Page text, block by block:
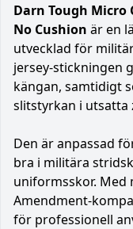
Darn Tough Micro
No Cushion är en
utvecklad för
jersey-stickningen
kängan, samtidigt
slitstyrkan i utsatta
Den är anpassad
bra i militära
uniformsskor. Med
Amendment-
för professionell